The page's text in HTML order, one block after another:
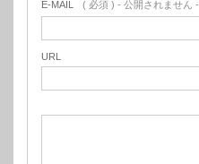
E-MAIL ( 必須 ) - 公開されません -
URL